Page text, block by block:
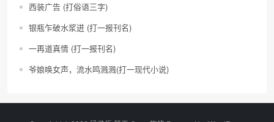
西装广告 (打俗语三字)
银瓶乍破水浆迸 (打一报刊名)
一再道真情 (打一报刊名)
爷娘唤女声，流水鸣溅溅(打一现代小说)